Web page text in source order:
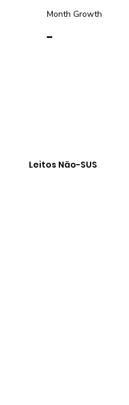
Month Growth
-
Leitos Não-SUS